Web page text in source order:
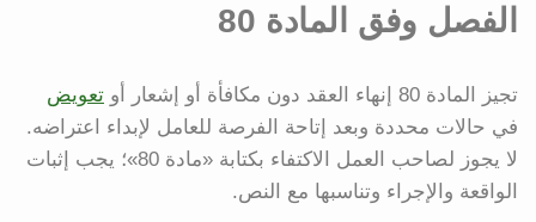
الفصل وفق المادة 80
تجيز المادة 80 إنهاء العقد دون مكافأة أو إشعار أو
تعويض
في حالات محددة وبعد إتاحة الفرصة للعامل لإبداء اعتراضه.
لا يجوز لصاحب العمل الاكتفاء بكتابة «مادة 80»؛ يجب إثبات
الواقعة والإجراء وتناسبها مع النص.